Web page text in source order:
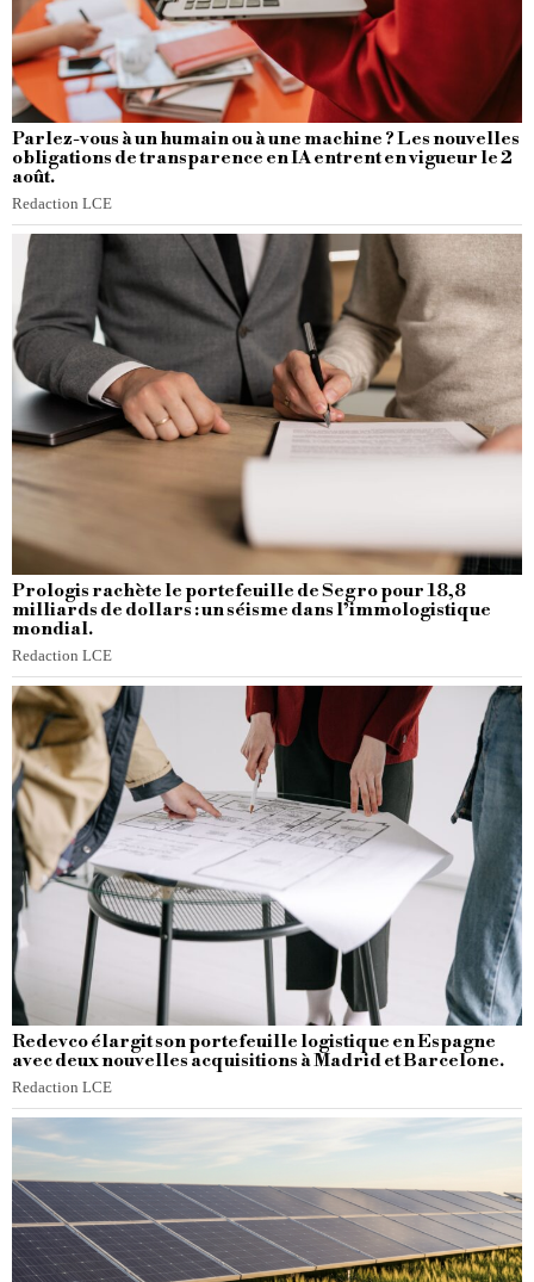
Parlez-vous à un humain ou à une machine ? Les nouvelles
obligations de transparence en IA entrent en vigueur le 2
août.
Redaction LCE
Prologis rachète le portefeuille de Segro pour 18,8
milliards de dollars : un séisme dans l’immologistique
mondial.
Redaction LCE
Redevco élargit son portefeuille logistique en Espagne
avec deux nouvelles acquisitions à Madrid et Barcelone.
Redaction LCE